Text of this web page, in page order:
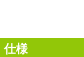
仕様